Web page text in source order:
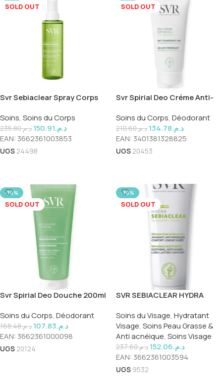
SOLD OUT
Svr Sebiaclear Spray Corps
Soins, Soins du Corps
د.م.235.80 د.م.150.91
EAN: 3662361003853
UGS 24498
SOLD OUT
Svr Spirial Deo Créme Anti-
Soins du Corps, Déodorant
د.م.210.60 د.م.134.78
EAN: 3401381328825
UGS 20453
-36%
SOLD OUT
Svr Spirial Deo Douche 200ml
Soins du Corps, Déodorant
د.م.168.48 د.م.107.83
EAN: 3662361000098
UGS 20124
-36%
SOLD OUT
SVR SEBIACLEAR HYDRA
Soins du Visage, Hydratant
Visage, Soins Peau Grasse &
Anti acnéique, Soins Visage
د.م.237.60 د.م.152.06
EAN: 3662361003594
UGS 9532